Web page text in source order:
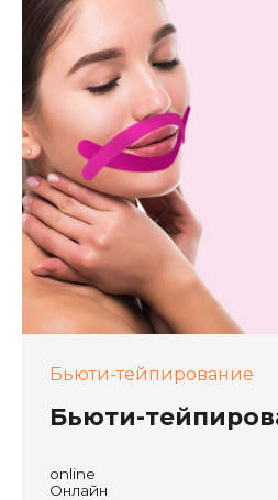
Бьюти-тейпирование
Бьюти-
online
Онлайн